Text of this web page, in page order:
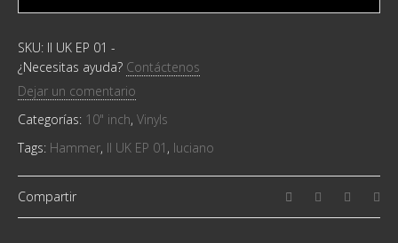
SKU: II UK EP 01 -
¿Necesitas ayuda? Contáctenos
Dejar un comentario
Categorías: 10" inch, Vinyls
Tags: Hammer, II UK EP 01 , luciano
Compartir